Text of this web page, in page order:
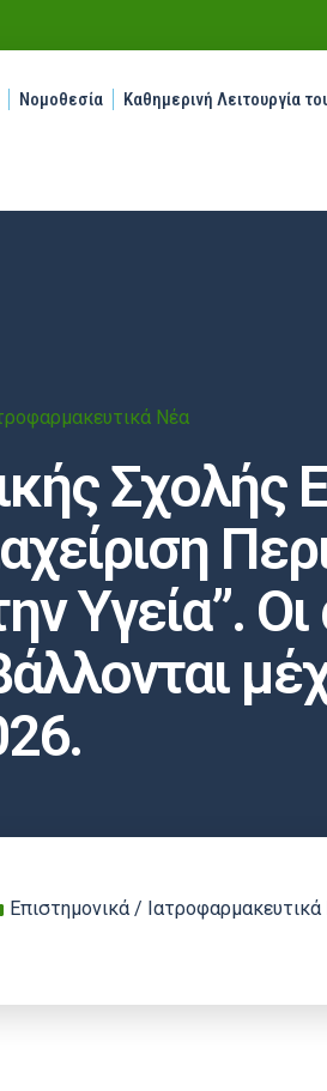
Νομοθεσία Καθημερινή Λειτουργία
Νέα
Σχολής
Υγεία”. Οι
Επιστημονικά /